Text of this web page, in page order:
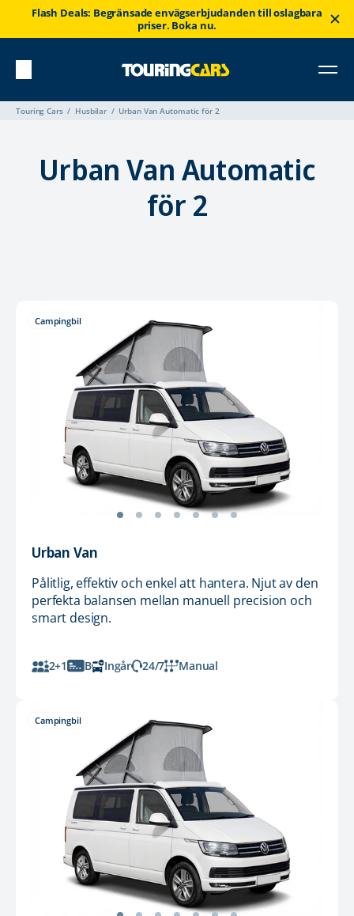
Flash Deals: Begränsade envägserbjudanden till oslagbara
priser. Boka nu.
Touring Cars Husbilar Urban Van Automatic för 2
Urban Van Automatic
för 2
Campingbil
Urban Van
Pålitlig, effektiv och enkel att hantera. Njut av den
perfekta balansen mellan manuell precision och
smart design.
2+1 B Ingår 24/7 Manual
Campingbil